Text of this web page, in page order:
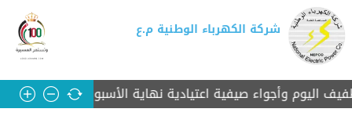
شركة الكهرباء الوطنية م.ع
وأجواء صيفية اعتيادية نهاية الأسبوع رئيس الوزراء